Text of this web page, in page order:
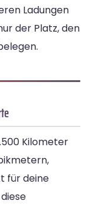
Ladungen
der Platz, den
Kilometer
für deine